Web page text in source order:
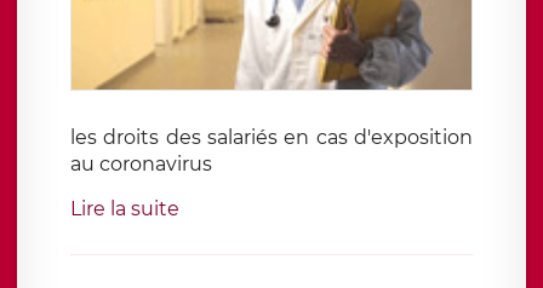
les droits des salariés en cas d'exposition
au coronavirus
Lire la suite